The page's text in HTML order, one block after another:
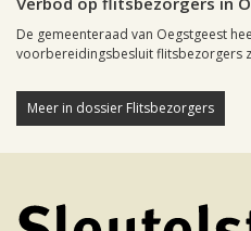
De gemeenteraad van Oegstgeest
voorbereidingsbesluit flitsbezorgers
Meer in dossier Flitsbezorgers